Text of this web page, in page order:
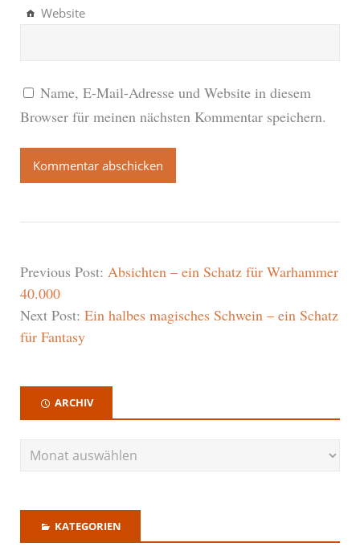
Website
Name, E-Mail-Adresse und Website in diesem
Browser für meinen nächsten Kommentar speichern.
Previous Post: Absichten – ein Schatz für Warhammer
40.000
Next Post: Ein halbes magisches Schwein – ein Schatz
für Fantasy
ARCHIV
KATEGORIEN